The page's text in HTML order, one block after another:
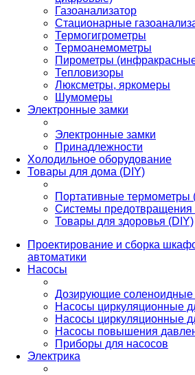
Газоанализатор
Стационарные
Термогигрометры
Термоанемометры
Пирометры
Тепловизоры
Люксметры, яркомеры
Шумомеры
Электронные замки
Электронные замки
Принадлежности
Холодильное оборудование
Товары для дома (DIY)
Портативные термометры
Системы предотвращения
Товары для здоровья (DIY)
Проектирование и сборка
автоматики
Насосы
Дозирующие соленоидные
Насосы циркуляционные
Насосы циркуляционные
Насосы повышения
Приборы для насосов
Электрика